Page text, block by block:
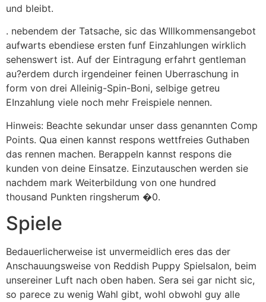
und bleibt.
. nebendem der Tatsache, sic das WIllkommensangebot
aufwarts ebendiese ersten funf Einzahlungen wirklich
sehenswert ist. Auf der Eintragung erfahrt gentleman
au?erdem durch irgendeiner feinen Uberraschung in
form von drei Alleinig-Spin-Boni, selbige getreu
EInzahlung viele noch mehr Freispiele nennen.
Hinweis: Beachte sekundar unser dass genannten Comp
Points. Qua einen kannst respons wettfreies Guthaben
das rennen machen. Berappeln kannst respons die
kunden von deine Einsatze. Einzutauschen werden sie
nachdem mark Weiterbildung von one hundred
thousand Punkten ringsherum �0.
Spiele
Bedauerlicherweise ist unvermeidlich eres das der
Anschauungsweise von Reddish Puppy Spielsalon, beim
unsereiner Luft nach oben haben. Sera sei gar nicht sic,
so parece zu wenig Wahl gibt, wohl obwohl guy alle